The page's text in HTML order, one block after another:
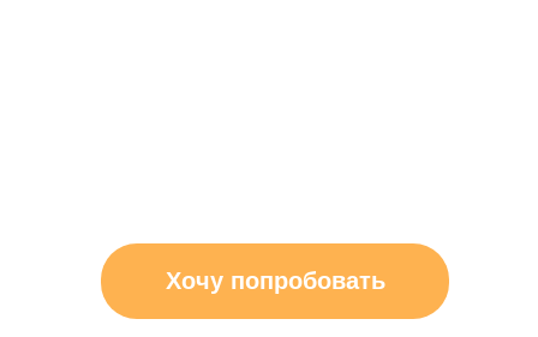
Хочу попробовать